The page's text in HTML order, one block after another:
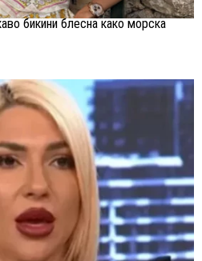
бикини блесна како морска